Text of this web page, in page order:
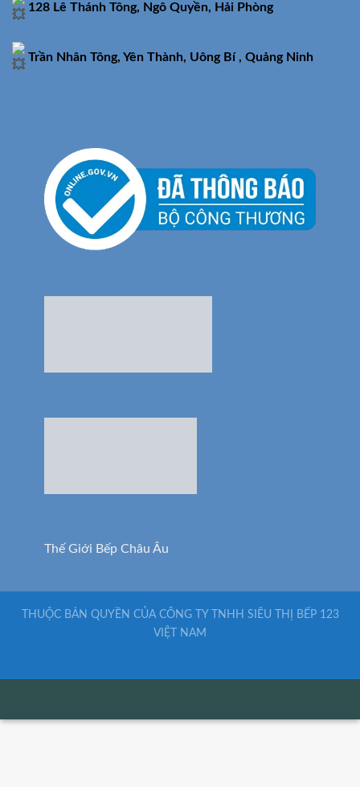
128 Lê Thánh Tông, Ngô Quyền, Hải Phòng
Trần Nhân Tông, Yên Thành, Uông Bí , Quảng Ninh
Thế Giới Bếp Châu Âu
THUỘC BẢN QUYỀN CỦA CÔNG TY TNHH SIÊU THỊ BẾP 123
VIỆT NAM